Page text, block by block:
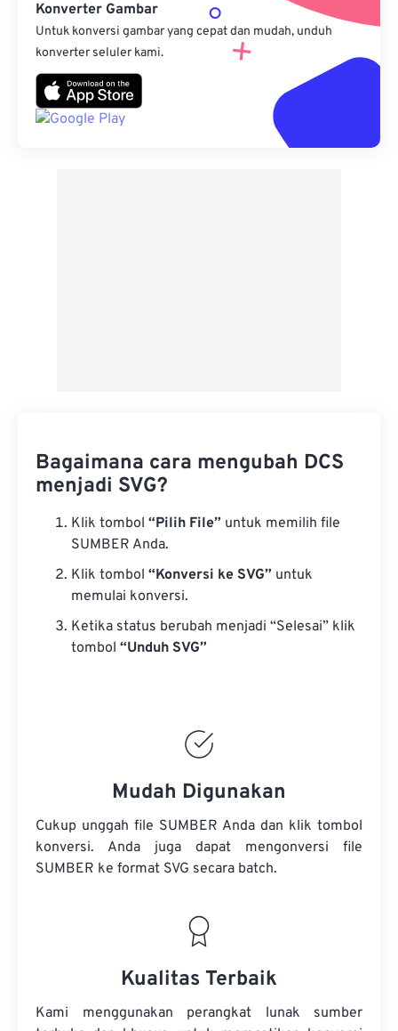
Konverter Gambar
Untuk konversi gambar yang cepat dan mudah, unduh
konverter seluler kami.
Bagaimana cara mengubah DCS
menjadi SVG?
Klik tombol “Pilih File” untuk memilih file
SUMBER Anda.
Klik tombol “Konversi ke SVG” untuk
memulai konversi.
Ketika status berubah menjadi “Selesai” klik
tombol “Unduh SVG”
Mudah Digunakan
Cukup unggah file SUMBER Anda dan klik tombol
konversi. Anda juga dapat mengonversi file
SUMBER ke format SVG secara batch.
Kualitas Terbaik
Kami menggunakan perangkat lunak sumber